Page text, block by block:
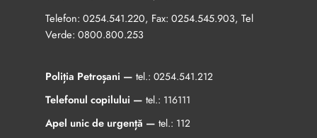
Telefon: 0254.541.220, Fax: 0254.545.903, Tel
Verde: 0800.800.253
Poliția Petroșani — tel.: 0254.541.212
Telefonul copilului — tel.: 116111
Apel unic de urgență — tel.: 112